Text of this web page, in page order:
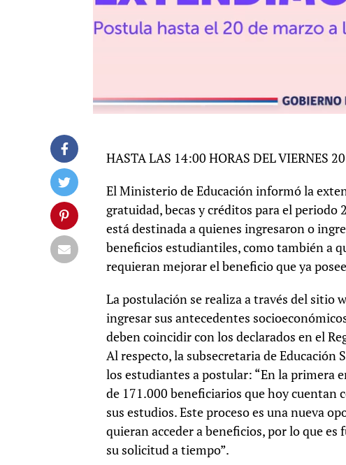
HASTA LAS 14:00 HORAS DEL VIERNES
El Ministerio de Educación informó la
gratuidad, becas y créditos para el
está destinada a quienes ingresaron o
beneficios estudiantiles, como también a
requieran mejorar el beneficio que ya
La postulación se realiza a través del sitio
ingresar sus antecedentes
deben coincidir con los declarados en el
Al respecto, la subsecretaria de Educación
los estudiantes a postular: “En la primera
de 171.000 beneficiarios que hoy cuentan
sus estudios. Este proceso es una nueva
quieran acceder a beneficios, por lo que
su solicitud a tiempo”.